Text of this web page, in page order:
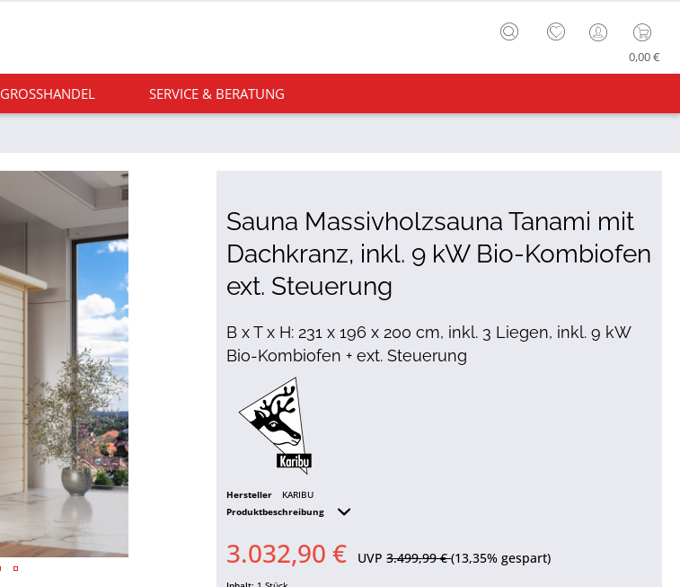
0,00 €
GROSSHANDEL SERVICE & BERATUNG
Sauna Massivholzsauna Tanami mit
Dachkranz, inkl. 9 kW Bio-Kombiofen
ext. Steuerung
B x T x H: 231 x 196 x 200 cm, inkl. 3 Liegen, inkl. 9 kW
Bio-Kombiofen + ext. Steuerung
Hersteller
KARIBU
Produktbeschreibung
3.032,90 € UVP3.499,99 €(13,35% gespart)